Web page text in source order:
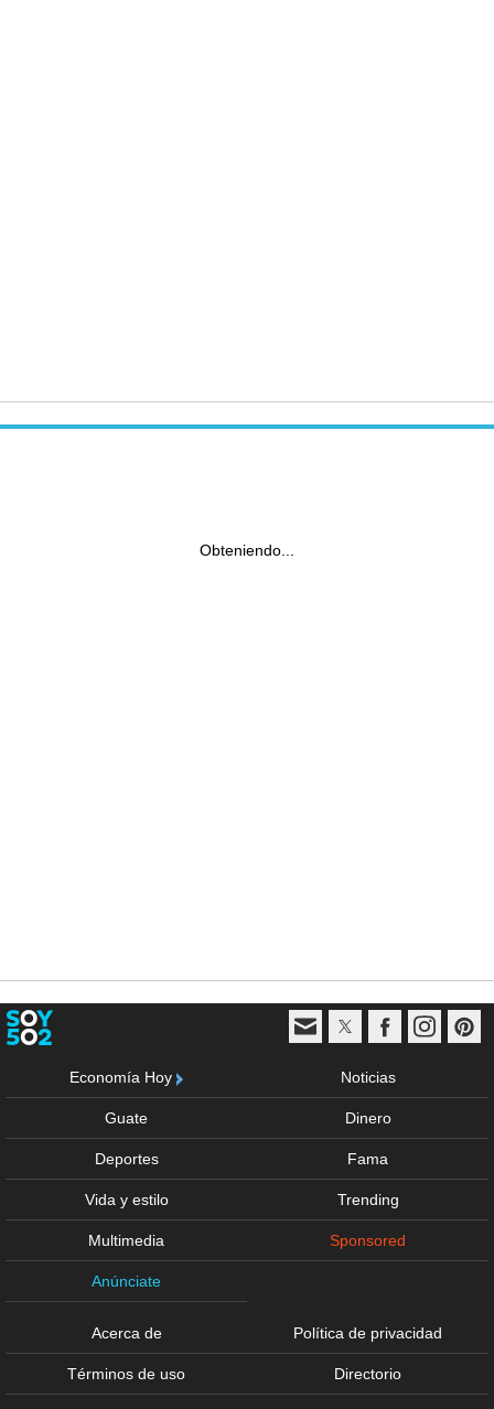
Obteniendo...
Economía Hoy Noticias
Guate Dinero
Deportes Fama
Vida y estilo Trending
Multimedia Sponsored
Anúnciate
Acerca de Política de privacidad
Términos de uso Directorio